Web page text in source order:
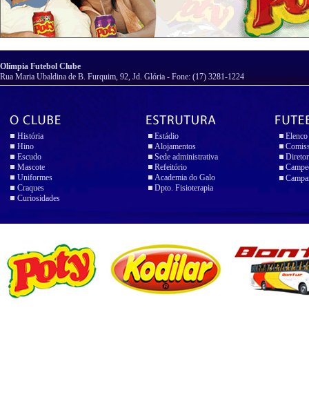
Olímpia Futebol Clube
Rua Maria Ubaldina de B. Furquim, 92, Jd. Glória - Fone: (17) 3281-1224
História
Hino
Escudo
Mascote
Uniformes
Craques
Curiosidades
Estádio
Alojamentos
Sede administrativa
Refeitório
Academia do Galo
Dpto. Fisioterapia
Elenco